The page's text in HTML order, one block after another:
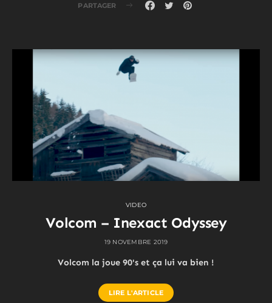
PARTAGER
VIDEO
Volcom – Inexact Odyssey
19 NOVEMBRE 2019
Volcom la joue 90's et ça lui va bien !
LIRE L'ARTICLE